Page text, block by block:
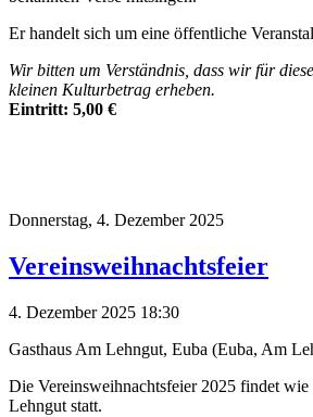
Er handelt sich um eine öffentliche
Wir bitten um Verständnis, dass wir für
kleinen Kulturbetrag erheben.
Eintritt: 5,00 €
Donnerstag, 4. Dezember 2025
Vereinsweihnachtsfeier
4. Dezember 2025 18:30
Gasthaus Am Lehngut, Euba (Euba, Am
Die Vereinsweihnachtsfeier 2025 findet
Lehngut statt.